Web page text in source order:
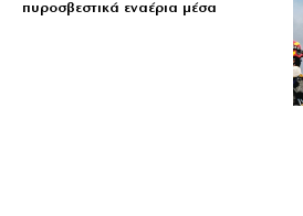
πυροσβεστικά εναέρια μέσα